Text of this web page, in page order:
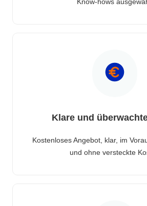
Klare und
Kostenloses Angebot, klar, im
und ohne versteckte